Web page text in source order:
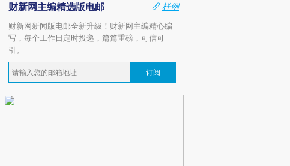
财新网主编精选版电邮
样例
财新网新闻版电邮全新升级！财新网主编精心编
写，每个工作日定时投递，篇篇重磅，可信可
引。
订阅